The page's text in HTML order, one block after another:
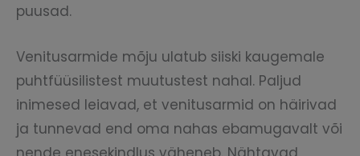
puusad.
Venitusarmide mõju ulatub siiski kaugemale
puhtfüüsilistest muutustest nahal. Paljud
inimesed leiavad, et venitusarmid on häirivad
ja tunnevad end oma nahas ebamugavalt või